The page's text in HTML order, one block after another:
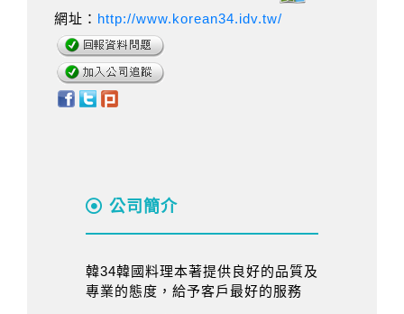
網址： http://www.korean34.idv.tw/
公司簡介
韓34韓國料理本著提供良好的品質及
專業的態度，給予客戶最好的服務